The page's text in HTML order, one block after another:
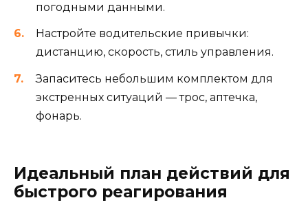
погодными данными.
Настройте водительские привычки:
дистанцию, скорость, стиль управления.
Запаситесь небольшим комплектом для
экстренных ситуаций — трос, аптечка,
фонарь.
Идеальный план действий для
быстрого реагирования